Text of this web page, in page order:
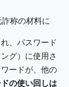
称の材料に
、パスワード
グ）に使用さ
ードが、他の
の使い回しは